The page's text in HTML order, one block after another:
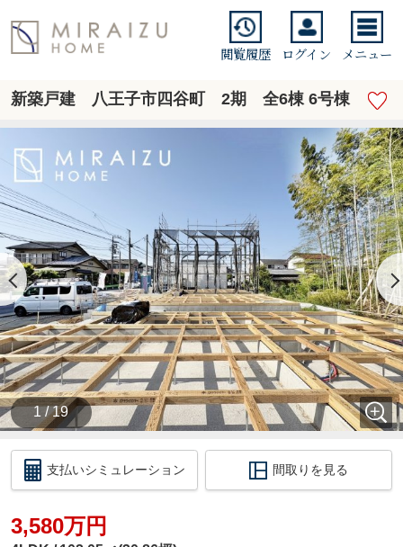
閲覧履歴 ログイン メニュー
新築戸建 八王子市四谷町 2期 全6棟 6号棟
1 / 19
支払いシミュレーション 間取りを見る
3,580万円